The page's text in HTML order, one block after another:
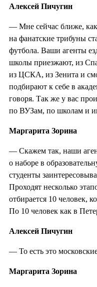
Алексей Пичугин
— Мне сейчас ближе, как
на фанатские трибуны
футбола. Ваши агенты
школы приезжают, из
из ЦСКА, из Зенита и
подбирают к себе в
говоря. Так же у вас
по ВУЗам, по школам и
Маргарита Зорина
— Скажем так, наши
о наборе в
студенты
Проходят несколько
отбирается 10 человек,
По 10 человек как в
Алексей Пичугин
— То есть это
Маргарита Зорина